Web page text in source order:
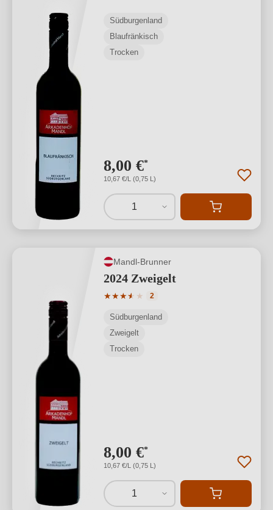
Südburgenland
Blaufränkisch
Trocken
8,00 €*
10,67 €/L (0,75 L)
1
Mandl-Brunner
2024 Zweigelt
★★★★
★ ★
Durchschnittliche Bewertung von 3.5
2
Südburgenland
Zweigelt
Trocken
8,00 €*
10,67 €/L (0,75 L)
1